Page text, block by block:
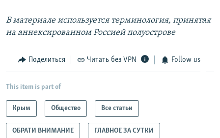
В материале используется терминология, принятая
на аннексированном Россией полуострове
Поделиться Читать без VPN Follow us
This item is part of
Крым Общество Все статьи
ОБРАТИ ВНИМАНИЕ ГЛАВНОЕ ЗА СУТКИ